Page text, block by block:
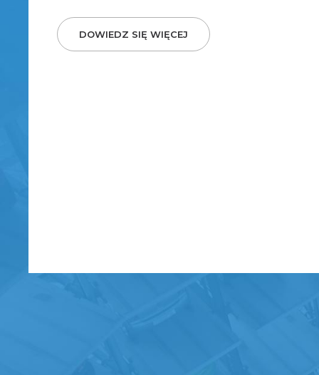
DOWIEDZ SIĘ WIĘCEJ